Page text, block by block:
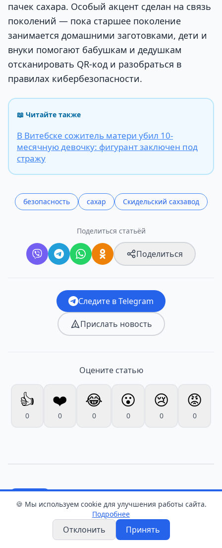
пачек сахара. Особый акцент сделан на связь
поколений — пока старшее поколение
занимается домашними заготовками, дети и
внуки помогают бабушкам и дедушкам
отсканировать QR-код и разобраться в
правилах кибербезопасности.
📖 Читайте также
В Витебске сожитель матери убил 10-
месячную девочку: фигурант заключен под
стражу
безопасность сахар Скидельский сахзавод
Поделиться статьёй
Поделиться
Следите в Telegram
Прислать новость
Оцените статью
👍
0
❤️
0
😂
0
😮
0
😢
0
😡
0
Хозяйка оставила дверь
незапертой: в
🍪 Мы используем cookie для улучшения работы сайта.
Подробнее
Отклонить Принять